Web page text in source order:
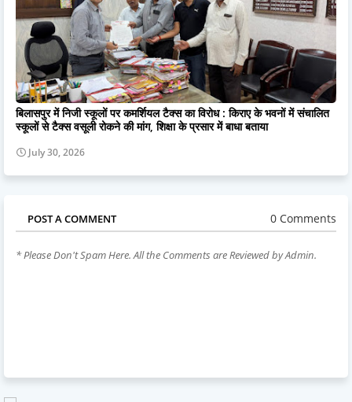
बिलासपुर में निजी स्कूलों पर कमर्शियल टैक्स का विरोध : किराए के भवनों में संचालित
स्कूलों से टैक्स वसूली रोकने की मांग, शिक्षा के प्रसार में बाधा बताया
July 30, 2026
POST A COMMENT 0 Comments
* Please Don't Spam Here. All the Comments are Reviewed by Admin.